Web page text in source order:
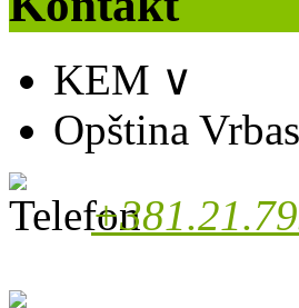
KEM ∨
Opština Vrbas